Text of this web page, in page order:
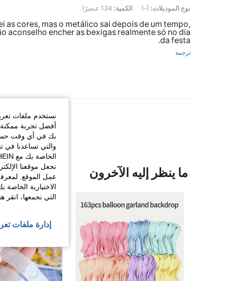
نوع الموديلات: أ-1, الكمية: 134 عنصرًا
نوع الموديلات: أ-1 الكمية:
as cores, mas o metálico sai depois de um tempo,
aconselho encher as bexigas realmente só no dia
da festa.
ترجمة
ما ينظر إليه الآخرون
نستخدم ملفات
أفضل تجربة ممكنة
بك في أي وقت حسب
والتي تساعدنا في
تجعل موقعنا
عمل الموقع.
الاختيارية
التي نجمعها، انقر
إدارة ملفات